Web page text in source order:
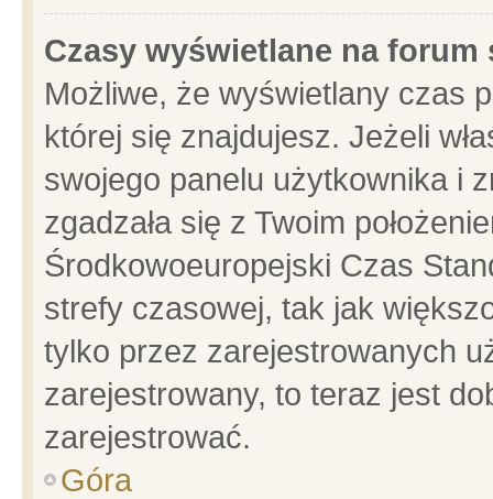
Czasy wyświetlane na forum
Możliwe, że wyświetlany czas
której się znajdujesz. Jeżeli
swojego panelu użytkownika i
zgadzała się z Twoim
Środkowoeuropejski Czas
strefy czasowej, tak jak
tylko przez zarejestrowanych
zarejestrowany, to teraz jest
zarejestrować.
Góra